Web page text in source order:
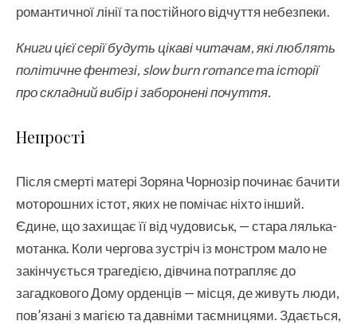
романтичної лінії та постійного відчуття небезпеки.
Книги цієї серії будуть цікаві читачам, які люблять
політичне фентезі, slow burn romance та історії
про складний вибір і заборонені почуття.
Непрості
Після смерті матері Зоряна Чорнозір починає бачити
моторошних істот, яких не помічає ніхто інший.
Єдине, що захищає її від чудовиськ, — стара лялька-
мотанка. Коли чергова зустріч із монстром мало не
закінчується трагедією, дівчина потрапляє до
загадкового Дому орденців — місця, де живуть люди,
пов’язані з магією та давніми таємницями. Здається,